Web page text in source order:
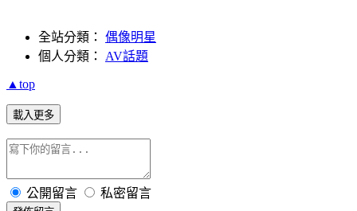
全站分類： 偶像明星
個人分類： AV話題
▲top
載入更多
公開留言 私密留言